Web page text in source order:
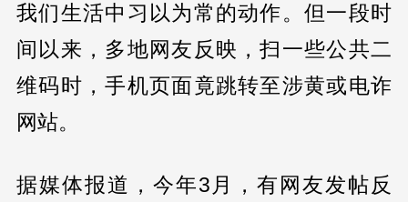
我们生活中习以为常的动作。但一段时
间以来，多地网友反映，扫一些公共二
维码时，手机页面竟跳转至涉黄或电诈
网站。
据媒体报道，今年3月，有网友发帖反